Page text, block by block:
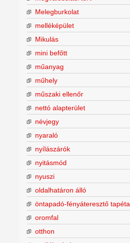
Melegburkolat
melléképület
Mikulás
mini befőtt
műanyag
műhely
műszaki ellenőr
nettó alapterület
névjegy
nyaraló
nyílászárók
nyitásmód
nyuszi
oldalhatáron álló
öntapadó-fényáteresztő tapéta
oromfal
otthon